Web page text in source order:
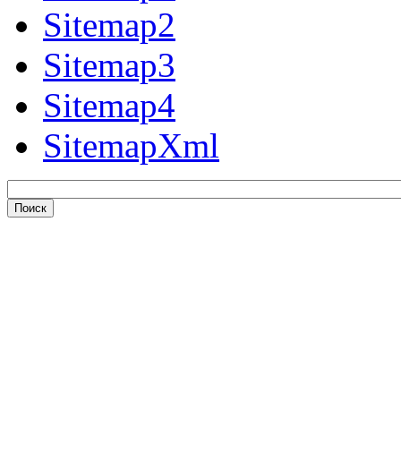
Sitemap2
Sitemap3
Sitemap4
SitemapXml